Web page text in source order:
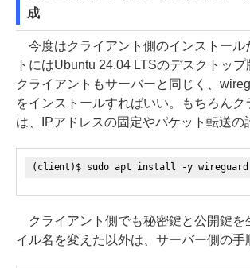
成
今度はクライアント側のインストール
トにはUbuntu 24.04 LTSのデスクトップ
クライアントもサーバーと同じく、
をインストールすればいい。もちろんク
は、IPアドレスの固定やパケット転送の
(client)$ sudo apt install -y wireguard
クライアント側でも秘密鍵と公開鍵を
イル名を変えた以外は、サーバー側の手